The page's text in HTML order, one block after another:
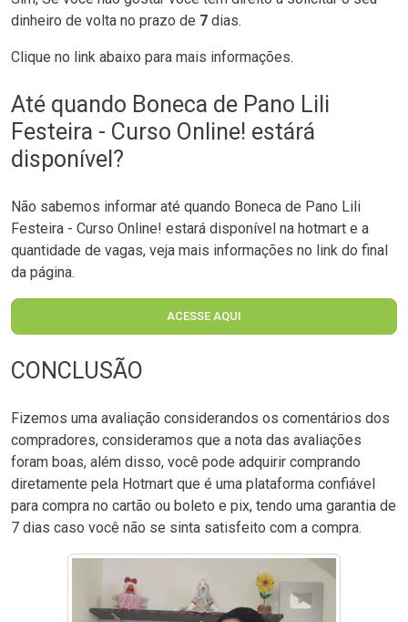
dinheiro de volta no prazo de 7 dias.
Clique no link abaixo para mais informações.
Até quando Boneca de Pano Lili
Festeira - Curso Online! estárá
disponível?
Não sabemos informar até quando Boneca de Pano Lili
Festeira - Curso Online! estará disponível na hotmart e a
quantidade de vagas, veja mais informações no link do final
da página.
ACESSE AQUI
CONCLUSÃO
Fizemos uma avaliação considerandos os comentários dos
compradores, consideramos que a nota das avaliações
foram boas, além disso, você pode adquirir comprando
diretamente pela Hotmart que é uma plataforma confiável
para compra no cartão ou boleto e pix, tendo uma garantia de
7 dias caso você não se sinta satisfeito com a compra.